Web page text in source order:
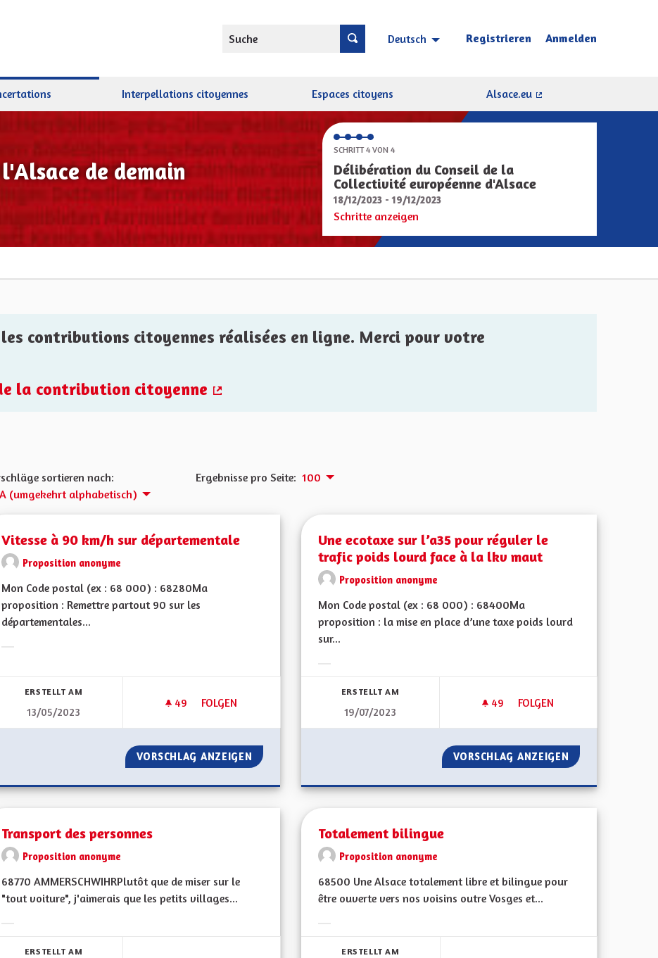
Suche Deutsch Choisir la langue Sprache wählen
Registrieren Anmelden
Interpellations citoyennes Espaces citoyens
Alsace.eu
de demain
SCHRITT 4 VON 4
Délibération du Conseil de la
Collectivité européenne d'Alsace
18/12/2023 - 19/12/2023
Schritte anzeigen
contributions citoyennes réalisées en ligne. Merci pour votre
la contribution citoyenne
sortieren nach:
(umgekehrt alphabetisch)
Ergebnisse pro Seite: 100
Vitesse à 90 km/h sur départementale
Proposition anonyme
Mon Code postal (ex : 68 000) : 68280Ma
proposition : Remettre partout 90 sur les
départementales...
ERSTELLT AM
13/05/2023
49 49 FOLLOWER
FOLGEN
VITESSE À 90 KM/H SUR DÉPARTEMENTALE
VORSCHLAG ANZEIGEN VITESSE À 90 KM/H SUR DÉPARTEMENTALE
Une ecotaxe sur l’a35 pour réguler le
trafic poids lourd face à la lkv maut
Proposition anonyme
Mon Code postal (ex : 68 000) : 68400Ma
proposition : la mise en place d’une taxe poids lourd
sur...
ERSTELLT AM
19/07/2023
49 49 FOLLOWER
FOLGEN
UNE ECOTAXE SUR L’A35
VORSCHLAG ANZEIGEN UNE ECOTAXE
Transport des personnes
Proposition anonyme
68770 AMMERSCHWIHRPlutôt que de miser sur le
"tout voiture", j'aimerais que les petits villages...
ERSTELLT AM
Totalement bilingue
Proposition anonyme
68500 Une Alsace totalement libre et bilingue pour
être ouverte vers nos voisins outre Vosges et...
ERSTELLT AM